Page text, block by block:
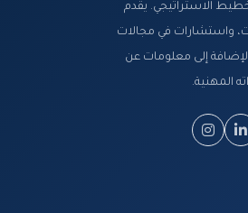
الاستراتيجي. يقدم
واستشارات في مجالات
إلى معلومات عن
المهنية.